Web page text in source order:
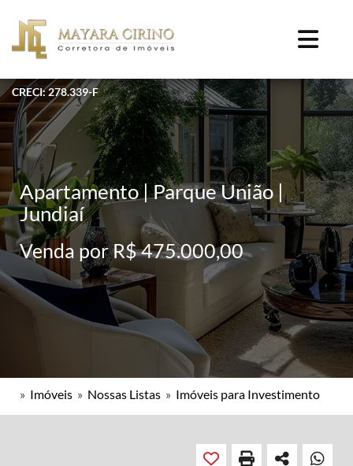
CRECI: 278.339-F
Apartamento | Parque União |
Jundiaí
Venda por R$ 475.000,00
» Imóveis » Nossas Listas » Imóveis para Investimento